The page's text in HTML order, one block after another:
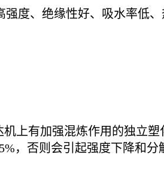
强度、绝缘性好、吸水率低
上有加强混炼作用的独立塑
，否则会引起强度下降和分